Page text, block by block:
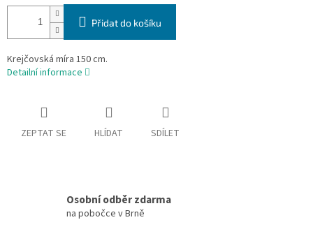
Přidat do košíku
Krejčovská míra 150 cm.
Detailní informace
ZEPTAT SE HLÍDAT SDÍLET
Osobní odběr zdarma
na pobočce v Brně